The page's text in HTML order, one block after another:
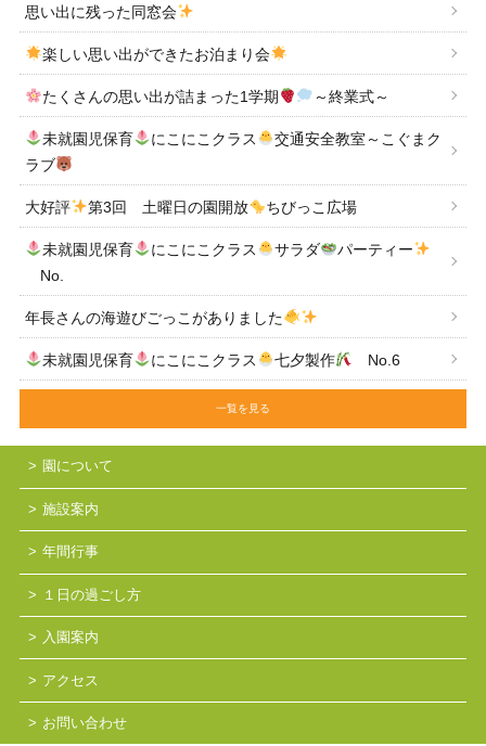
思い出に残った同窓会
楽しい思い出ができたお泊まり会
たくさんの思い出が詰まった1学期 ～終業式～
未就園児保育 にこにこクラス
交通安全教室～こぐまク
ラブ
大好評 第3回 土曜日の園開放 ちびっこ広場
未就園児保育 にこにこクラス サラダ
パーティー
No.
年長さんの海遊びごっこがありました
未就園児保育 にこにこクラス 七夕製作 No.6
一覧を見る
園について
施設案内
年間行事
１日の過ごし方
入園案内
アクセス
お問い合わせ